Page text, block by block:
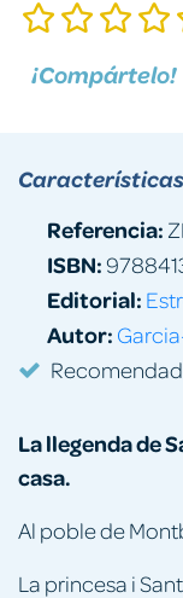
¡Compártelo!
La llegenda de
casa.
Al poble de
La princesa i
Características
Referencia:
ISBN:
Editorial:
Autor: